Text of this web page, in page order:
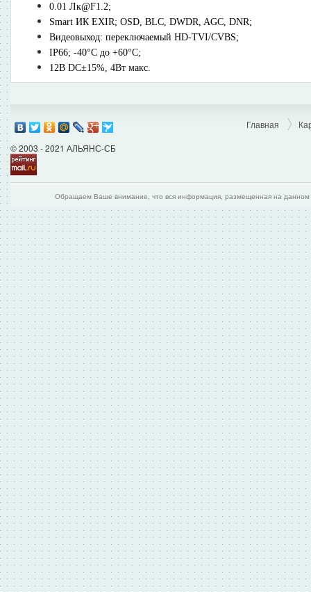
0.01 Лк@F1.2;
Smart ИК EXIR; OSD, BLC, DWDR, AGC, DNR;
Видеовыход: переключаемый HD-TVI/CVBS;
IP66; -40°С до +60°С;
12В DC±15%, 4Вт макс.
© 2003 - 2021 АЛЬЯНС-СБ
Главная
Обращаем Ваше внимание, что вся информация, размещенная на данном